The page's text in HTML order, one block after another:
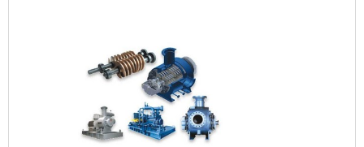
externas.DETALHES PARA SER
DESTACADOS SOBRE O PRODUTOAs
conexões de mangueiras são
importantíssimas para conec.